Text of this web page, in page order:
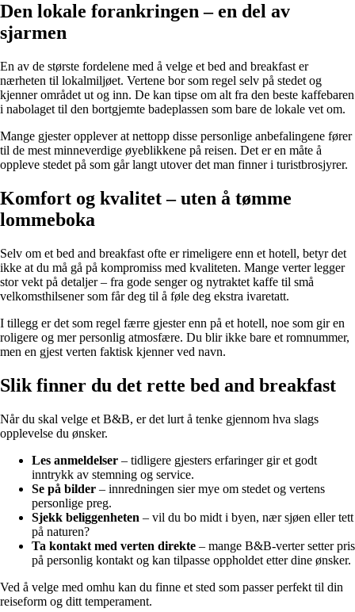
Den lokale forankringen – en del av
sjarmen
En av de største fordelene med å velge et bed and breakfast er
nærheten til lokalmiljøet. Vertene bor som regel selv på stedet og
kjenner området ut og inn. De kan tipse om alt fra den beste kaffebaren
i nabolaget til den bortgjemte badeplassen som bare de lokale vet om.
Mange gjester opplever at nettopp disse personlige anbefalingene fører
til de mest minneverdige øyeblikkene på reisen. Det er en måte å
oppleve stedet på som går langt utover det man finner i turistbrosjyrer.
Komfort og kvalitet – uten å tømme
lommeboka
Selv om et bed and breakfast ofte er rimeligere enn et hotell, betyr det
ikke at du må gå på kompromiss med kvaliteten. Mange verter legger
stor vekt på detaljer – fra gode senger og nytraktet kaffe til små
velkomsthilsener som får deg til å føle deg ekstra ivaretatt.
I tillegg er det som regel færre gjester enn på et hotell, noe som gir en
roligere og mer personlig atmosfære. Du blir ikke bare et romnummer,
men en gjest verten faktisk kjenner ved navn.
Slik finner du det rette bed and breakfast
Når du skal velge et B&B, er det lurt å tenke gjennom hva slags
opplevelse du ønsker.
Les anmeldelser – tidligere gjesters erfaringer gir et godt
inntrykk av stemning og service.
Se på bilder – innredningen sier mye om stedet og vertens
personlige preg.
Sjekk beliggenheten – vil du bo midt i byen, nær sjøen eller tett
på naturen?
Ta kontakt med verten direkte – mange B&B-verter setter pris
på personlig kontakt og kan tilpasse oppholdet etter dine ønsker.
Ved å velge med omhu kan du finne et sted som passer perfekt til din
reiseform og ditt temperament.